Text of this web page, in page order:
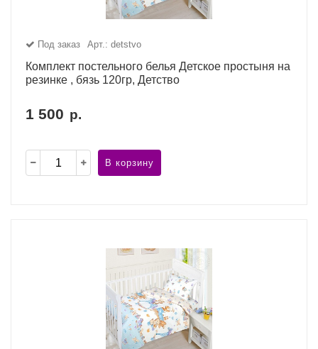
Под заказ Арт.: detstvo
Комплект постельного белья Детское простыня на
резинке , бязь 120гр, Детство
1 500 р.
В корзину